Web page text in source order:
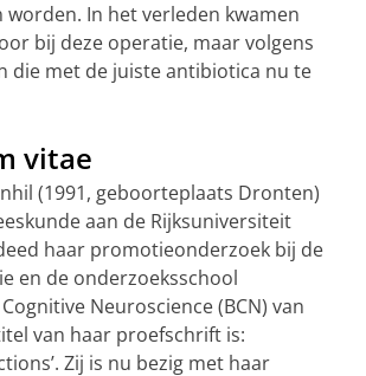
In het verleden kwamen
bij deze operatie, maar volgens
die met de juiste antibiotica nu te
vitae
(1991, geboorteplaats Dronten)
aan de Rijksuniversiteit
haar promotieonderzoek bij de
en de onderzoeksschool
Neuroscience (BCN) van
van haar proefschrift is:
Zij is nu bezig met haar